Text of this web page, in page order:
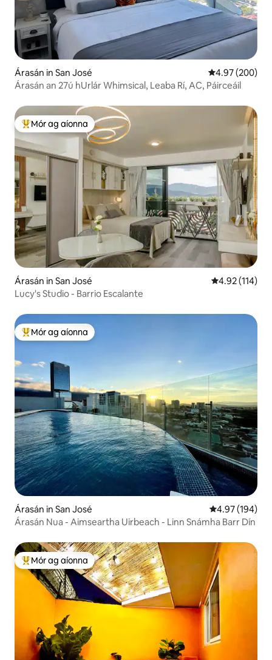
Árasán in San José Meánrátáil
4.97 (200)
Árasán an 27ú hUrlár Whimsical, Leaba Rí, AC, Páirceáil
An-mhór ag aíonna
Mór ag aíonna
Árasán in San José Meánrátáil
4.92 (114)
Lucy's Studio - Barrio Escalante
An-mhór ag aíonna
Mór ag aíonna
Árasán in San José Meánrátáil
4.97 (194)
Árasán Nua - Aimseartha Uirbeach - Linn Snámha Barr Dín
An-mhór ag aíonna
Mór ag aíonna